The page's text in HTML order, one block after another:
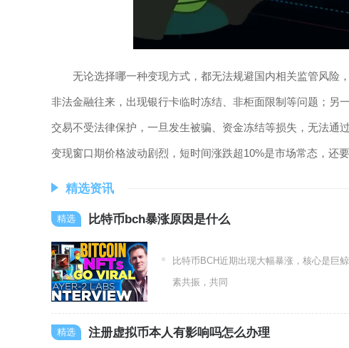
无论选择哪一种变现方式，都无法规避国内相关监管风险
非法金融往来，出现银行卡临时冻结、非柜面限制等问题；另
交易不受法律保护，一旦发生被骗、资金冻结等损失，无法通
变现窗口期价格波动剧烈，短时间涨跌超10%是市场常态，还
精选资讯
比特币bch暴涨原因是什么
比特币BCH近期出现大幅暴涨，核心是巨
素共振，共同
注册虚拟币本人有影响吗怎么办理